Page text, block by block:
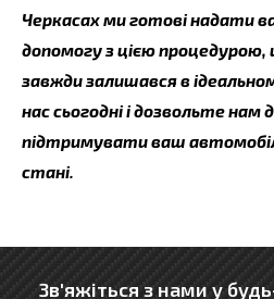
Черкасах ми готові надати
допомогу з цією
завжди залишався в
нас сьогодні і дозвольте
підтримувати ваш
стані.
Зв'яжіться з нами у